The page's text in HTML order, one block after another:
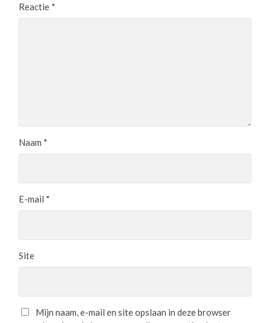
Reactie *
Naam *
E-mail *
Site
Mijn naam, e-mail en site opslaan in deze browser